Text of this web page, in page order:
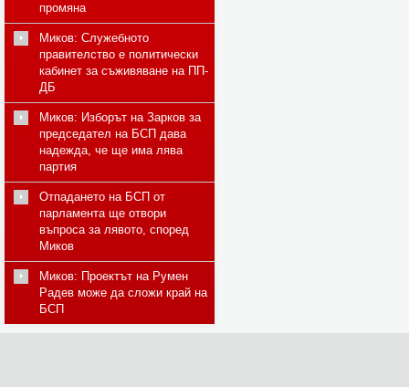
промяна
Миков: Служебното
правителство е политически
кабинет за съживяване на ПП-
ДБ
Миков: Изборът на Зарков за
председател на БСП дава
надежда, че ще има лява
партия
Отпадането на БСП от
парламента ще отвори
въпроса за лявото, според
Миков
Миков: Проектът на Румен
Радев може да сложи край на
БСП